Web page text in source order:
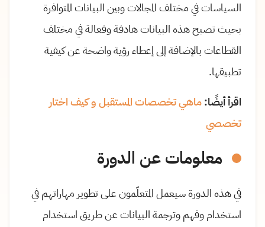
السياسات في مختلف المجالات وبين البيانات المتوافرة
بحيث تصبح هذه البيانات هادفة وفعالة في مختلف
القطاعات بالإضافة إلى إعطاء رؤية واضحة عن كيفية
تطبيقها.
اقرأ أيضًا:ماهي تخصصات المستقبل و كيف اختار
تخصصي
معلومات عن الدورة
في هذه الدورة سيعمل المتعلّمون على تطوير مهاراتهم في
استخدام وفهم وترجمة البيانات عن طريق استخدام